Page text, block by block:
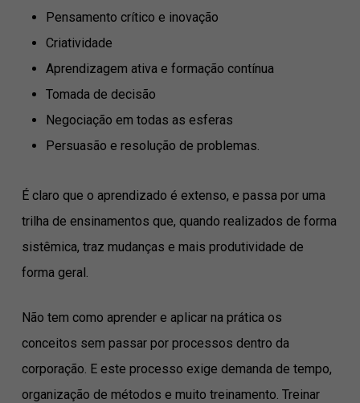
Pensamento crítico e inovação
Criatividade
Aprendizagem ativa e formação contínua
Tomada de decisão
Negociação em todas as esferas
Persuasão e resolução de problemas.
É claro que o aprendizado é extenso, e passa por uma
trilha de ensinamentos que, quando realizados de forma
sistêmica, traz mudanças e mais produtividade de
forma geral.
Não tem como aprender e aplicar na prática os
conceitos sem passar por processos dentro da
corporação. E este processo exige demanda de tempo,
organização de métodos e muito treinamento. Treinar